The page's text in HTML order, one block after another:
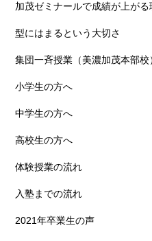
加茂ゼミナールで成績が上がる
型にはまるという大切さ
集団一斉授業（美濃加茂本部校
小学生の方へ
中学生の方へ
高校生の方へ
体験授業の流れ
入塾までの流れ
2021年卒業生の声